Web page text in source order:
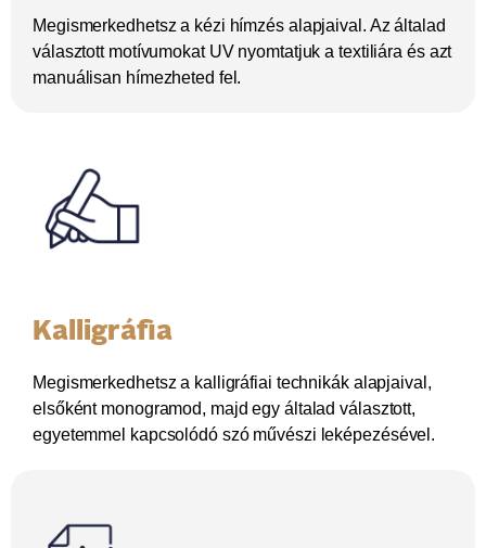
Megismerkedhetsz a kézi hímzés alapjaival. Az általad
választott motívumokat UV nyomtatjuk a textiliára és azt
manuálisan hímezheted fel.
Kalligráfia
Megismerkedhetsz a kalligráfiai technikák alapjaival,
elsőként monogramod, majd egy általad választott,
egyetemmel kapcsolódó szó művészi leképezésével.